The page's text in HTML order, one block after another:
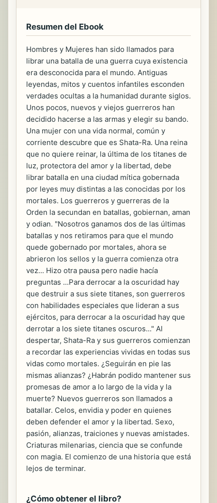
Resumen del Ebook
Hombres y Mujeres han sido llamados para
librar una batalla de una guerra cuya existencia
era desconocida para el mundo. Antiguas
leyendas, mitos y cuentos infantiles esconden
verdades ocultas a la humanidad durante siglos.
Unos pocos, nuevos y viejos guerreros han
decidido hacerse a las armas y elegir su bando.
Una mujer con una vida normal, común y
corriente descubre que es Shata-Ra. Una reina
que no quiere reinar, la última de los titanes de
luz, protectora del amor y la libertad, debe
librar batalla en una ciudad mítica gobernada
por leyes muy distintas a las conocidas por los
mortales. Los guerreros y guerreras de la
Orden la secundan en batallas, gobiernan, aman
y odian. "Nosotros ganamos dos de las últimas
batallas y nos retiramos para que el mundo
quede gobernado por mortales, ahora se
abrieron los sellos y la guerra comienza otra
vez... Hizo otra pausa pero nadie hacía
preguntas ...Para derrocar a la oscuridad hay
que destruir a sus siete titanes, son guerreros
con habilidades especiales que lideran a sus
ejércitos, para derrocar a la oscuridad hay que
derrotar a los siete titanes oscuros..." Al
despertar, Shata-Ra y sus guerreros comienzan
a recordar las experiencias vividas en todas sus
vidas como mortales. ¿Seguirán en pie las
mismas alianzas? ¿Habrán podido mantener sus
promesas de amor a lo largo de la vida y la
muerte? Nuevos guerreros son llamados a
batallar. Celos, envidia y poder en quienes
deben defender el amor y la libertad. Sexo,
pasión, alianzas, traiciones y nuevas amistades.
Criaturas milenarias, ciencia que se confunde
con magia. El comienzo de una historia que está
lejos de terminar.
¿Cómo obtener el libro?